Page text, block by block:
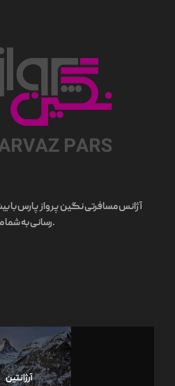
رسانی به شما مسافران همیشگی و جدید است.
آرژانتین